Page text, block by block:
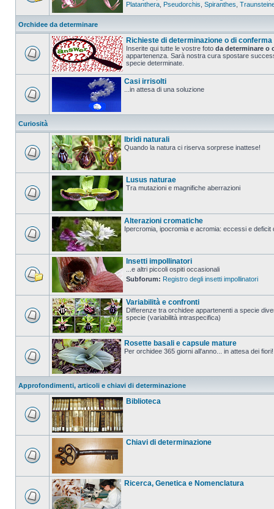
Platanthera Pseudorchis Spiranthes
Orchidee da determinare
Richieste di determinazione o di conferma
Inserite qui tutte le vostre foto da determinare o
appartenenza. Sarà nostra cura spostare
specie determinate.
Casi irrisolti
...in attesa di una soluzione
Curiosità
Ibridi naturali
Quando la natura ci riserva sorprese inattese!
Lusus naturae
Tra mutazioni e magnifiche aberrazioni
Alterazioni cromatiche
Ipercromia, ipocromia e acromia: eccessi e deficit
Insetti impollinatori
...e altri piccoli ospiti occasionali
Subforum: Registro degli insetti impollinatori
Variabilità e confronti
Differenze tra orchidee appartenenti a specie
specie (variabilità intraspecifica)
Rosette basali e capsule mature
Per orchidee 365 giorni all'anno... in attesa dei fiori!
Approfondimenti, articoli e chiavi di determinazione
Biblioteca
Chiavi di determinazione
Ricerca, Genetica e Nomenclatura